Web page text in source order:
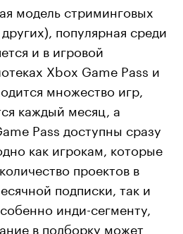
модель стриминговых
популярная среди
и в игровой
Xbox Game Pass и
множество игр,
каждый месяц, а
Pass доступны сразу
как игрокам, которые
проектов в
подписки, так и
инди-сегменту,
в подборку может